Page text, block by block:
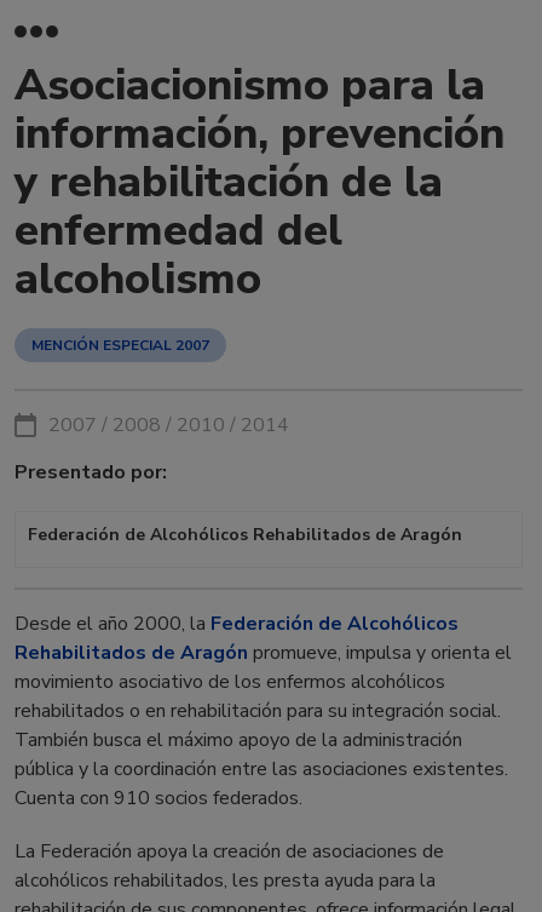
Asociacionismo para la
información, prevención
y rehabilitación de la
enfermedad del
alcoholismo
MENCIÓN ESPECIAL 2007
2007 / 2008 / 2010 / 2014
Presentado por:
Federación de Alcohólicos Rehabilitados de Aragón
Desde el año 2000, la Federación de Alcohólicos
Rehabilitados de Aragón promueve, impulsa y orienta el
movimiento asociativo de los enfermos alcohólicos
rehabilitados o en rehabilitación para su integración social.
También busca el máximo apoyo de la administración
pública y la coordinación entre las asociaciones existentes.
Cuenta con 910 socios federados.
La Federación apoya la creación de asociaciones de
alcohólicos rehabilitados, les presta ayuda para la